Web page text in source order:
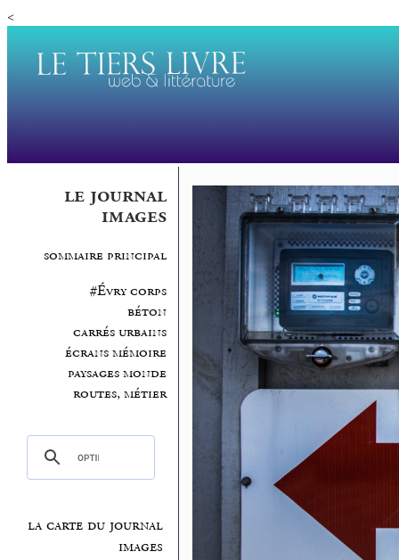
<
le journal
images
sommaire principal
#Évry corps
béton
carrés urbains
écrans mémoire
paysages monde
routes, métier
la carte du journal
images